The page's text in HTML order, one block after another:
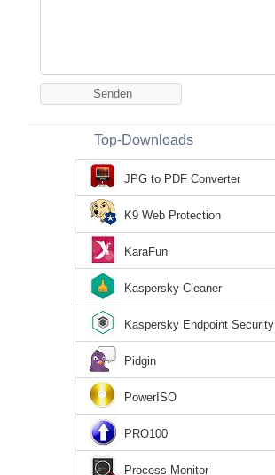
Top-Downloads
JPG to PDF Converter
K9 Web Protection
KaraFun
Kaspersky Cleaner
Kaspersky Endpoint Security
Pidgin
PowerISO
PRO100
Process Monitor